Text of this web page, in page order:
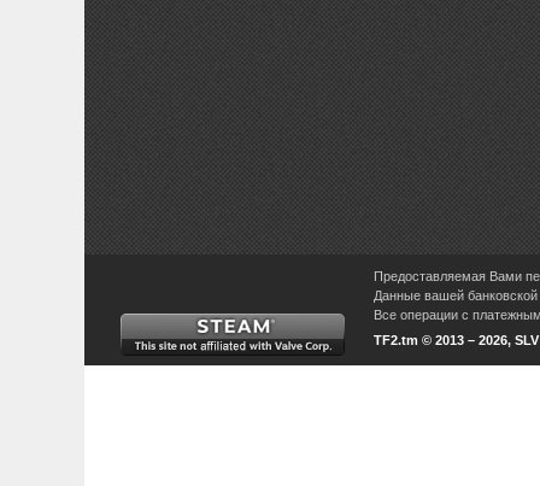
Предоставляемая Вами
Данные вашей
Все операции с
TF2.tm © 2013 – 2026,